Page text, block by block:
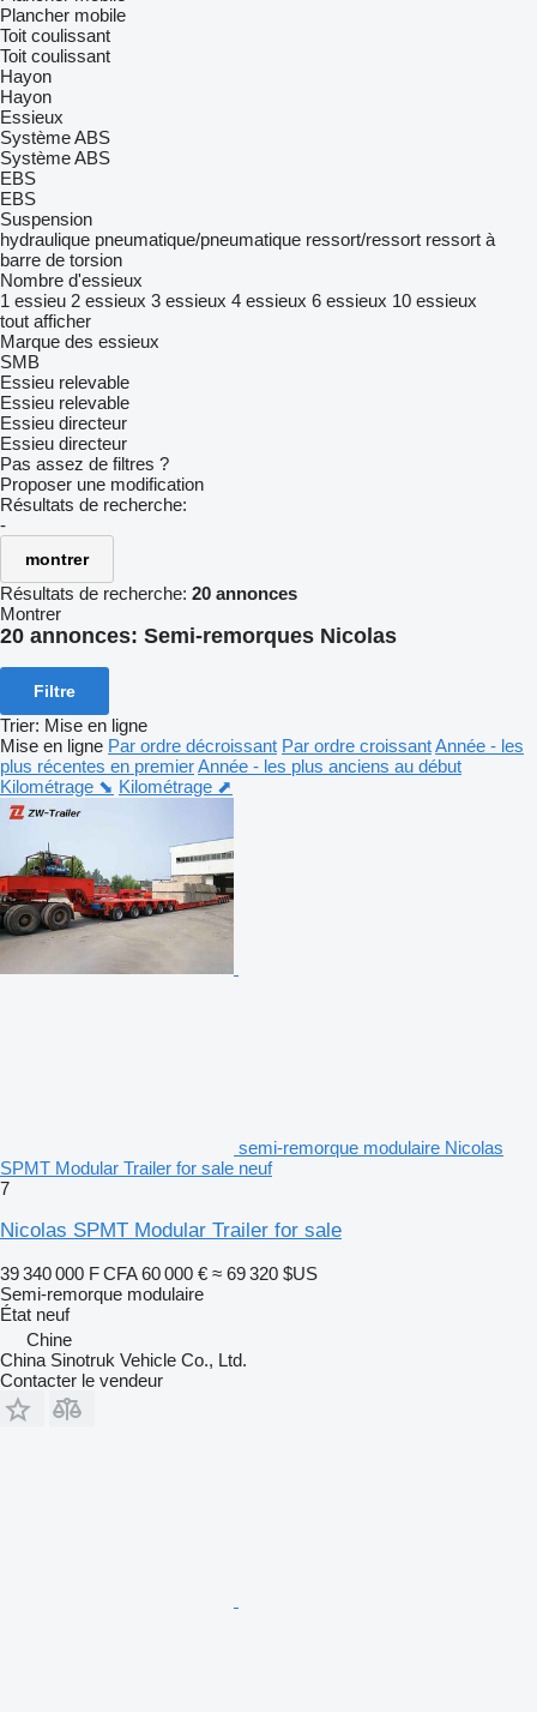
Plancher mobile
Toit coulissant
Toit coulissant
Hayon
Hayon
Essieux
Système ABS
Système ABS
EBS
EBS
Suspension
hydraulique pneumatique/pneumatique ressort/ressort ressort à
barre de torsion
Nombre d'essieux
1 essieu 2 essieux 3 essieux 4 essieux 6 essieux 10 essieux
tout afficher
Marque des essieux
SMB
Essieu relevable
Essieu relevable
Essieu directeur
Essieu directeur
Pas assez de filtres ?
Proposer une modification
Résultats de recherche:
-
montrer
Résultats de recherche: 20 annonces
Montrer
20 annonces: Semi-remorques Nicolas
Filtre
Trier: Mise en ligne
Mise en ligne Par ordre décroissant Par ordre croissantAnnée - les
plus récentes en premierAnnée - les plus anciens au début
Kilométrage ⬊ Kilométrage ⬈
semi-remorque modulaire Nicolas
SPMT Modular Trailer for sale neuf
7
Nicolas SPMT Modular Trailer for sale
39 340 000 F CFA 60 000 € ≈ 69 320 $US
Semi-remorque modulaire
État neuf
Chine
China Sinotruk Vehicle Co., Ltd.
Contacter le vendeur